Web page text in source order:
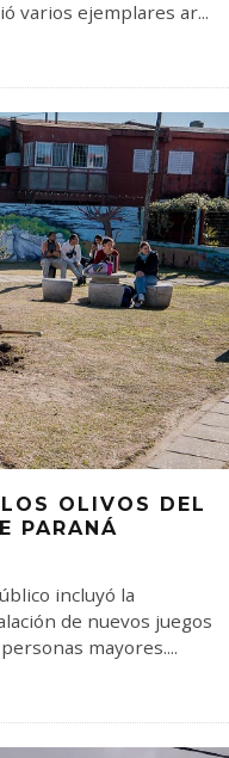
varios ejemplares ar...
OLIVOS DEL
PARANÁ
incluyó la
de nuevos juegos
mayores....